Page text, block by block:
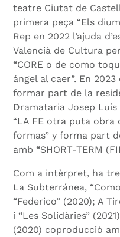
teatre Ciutat de
primera peça “Els
Rep en 2022 l’ajuda
Valencià de Cultura
“CORE o de como
ángel al caer”. En
formar part de la
Dramataria Josep
“LA FE otra puta obra
formas” y forma part
amb “SHORT-TERM
Com a intèrpret, ha
La Subterránea,
“Federico” (2020); A
i “Les Solidàries”
(2020) coproducció